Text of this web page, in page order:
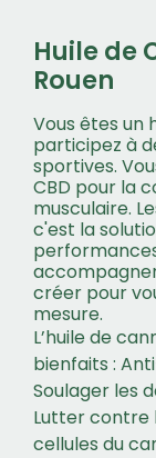
Huile de
Rouen
Vous êtes un
participez à
sportives.
CBD pour la
musculaire.
c'est la
créer pour
mesure.
L’huile de
bienfaits :
Soulager les
Lutter contre
cellules du